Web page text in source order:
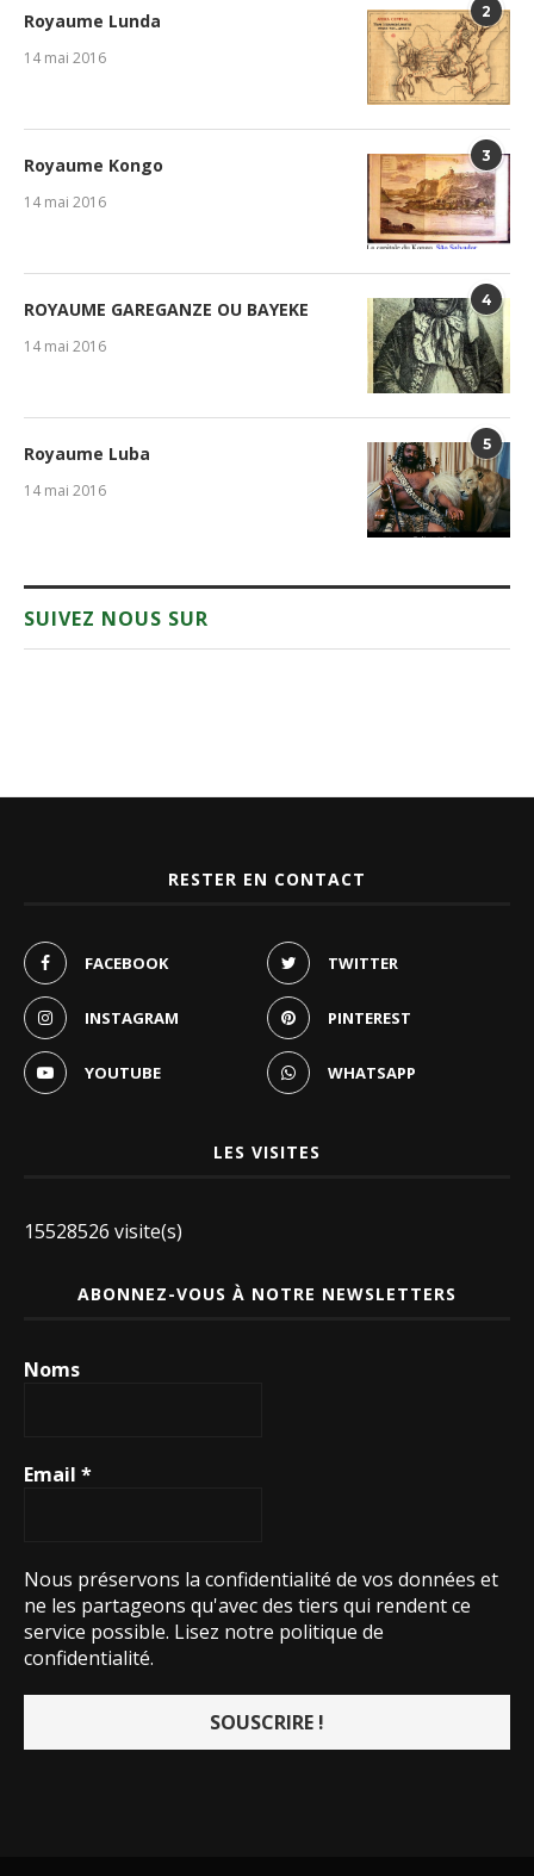
2
Royaume Lunda
14 mai 2016
3
Royaume Kongo
14 mai 2016
4
ROYAUME GAREGANZE OU BAYEKE
14 mai 2016
5
Royaume Luba
14 mai 2016
SUIVEZ NOUS SUR
RESTER EN CONTACT
FACEBOOK TWITTER
INSTAGRAM PINTEREST
YOUTUBE WHATSAPP
LES VISITES
15528526 visite(s)
ABONNEZ-VOUS À NOTRE NEWSLETTERS
Noms
Email *
Nous préservons la confidentialité de vos données et
ne les partageons qu'avec des tiers qui rendent ce
service possible. Lisez notre politique de
confidentialité.